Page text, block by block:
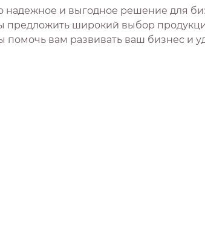
надежное и выгодное решение для
предложить широкий выбор
вам развивать ваш бизнес и